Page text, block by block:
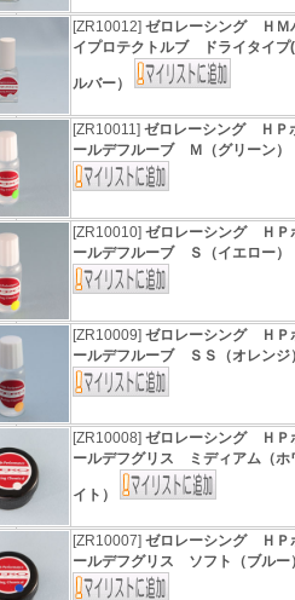
[ZR10012] ゼロレーシング ＨＭ
イプロテクトルブ ドライタイプ
ルバー）
[ZR10011] ゼロレーシング ＨＰ
ールデフルーブ Ｍ（グリーン）
[ZR10010] ゼロレーシング ＨＰ
ールデフルーブ Ｓ（イエロー）
[ZR10009] ゼロレーシング ＨＰ
ールデフルーブ ＳＳ（オレンジ）
[ZR10008] ゼロレーシング ＨＰ
ールデフグリス ミディアム（ホ
イト）
[ZR10007] ゼロレーシング ＨＰ
ールデフグリス ソフト（ブルー）